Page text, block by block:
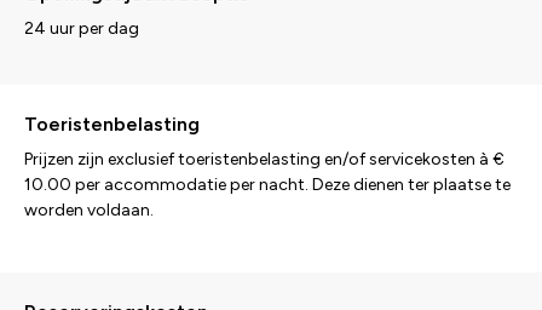
24 uur per dag
Toeristenbelasting
Prijzen zijn exclusief toeristenbelasting en/of servicekosten à €
10.00 per accommodatie per nacht. Deze dienen ter plaatse te
worden voldaan.